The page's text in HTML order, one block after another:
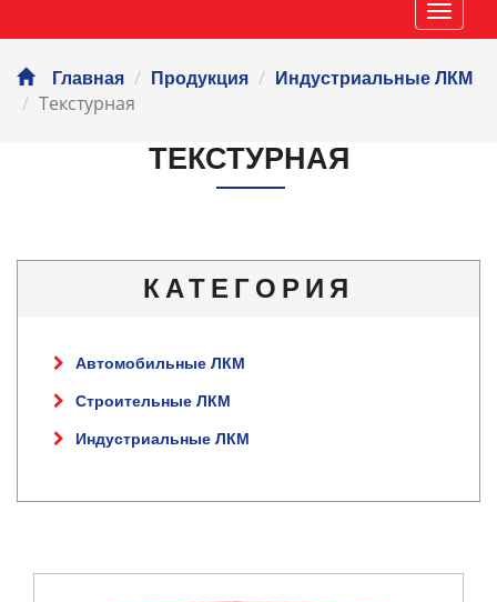
Главная Продукция Индустриальные ЛКМ
Текстурная
ТЕКСТУРНАЯ
КАТЕГОРИЯ
Автомобильные ЛКМ
Строительные ЛКМ
Индустриальные ЛКМ